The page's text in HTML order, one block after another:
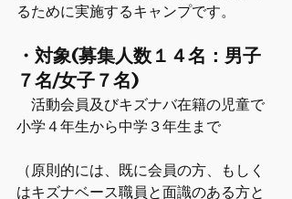
るために実施するキャンプです。
・対象(募集人数１４名：男子
７名/女子７名)
活動会員及びキズナバ在籍の児童で
小学４年生から中学３年生まで
（原則的には、既に会員の方、もしく
はキズナベース職員と面識のある方と